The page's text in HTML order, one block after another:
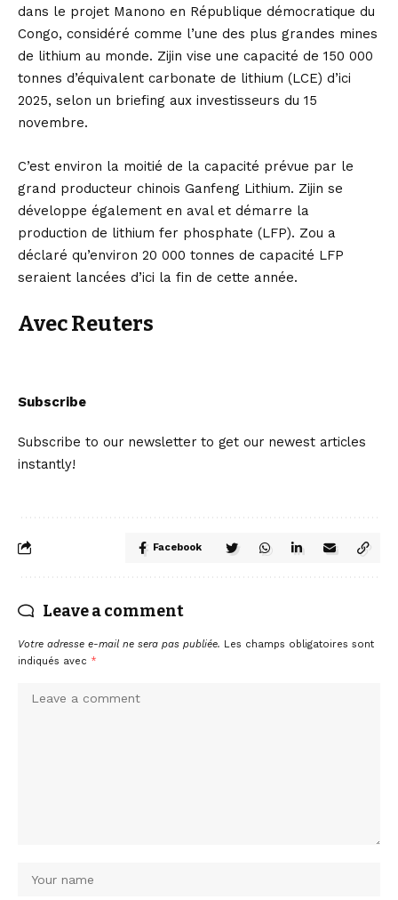
dans le projet Manono en République démocratique du
Congo, considéré comme l’une des plus grandes mines
de lithium au monde. Zijin vise une capacité de 150 000
tonnes d’équivalent carbonate de lithium (LCE) d’ici
2025, selon un briefing aux investisseurs du 15
novembre.
C’est environ la moitié de la capacité prévue par le
grand producteur chinois Ganfeng Lithium. Zijin se
développe également en aval et démarre la
production de lithium fer phosphate (LFP). Zou a
déclaré qu’environ 20 000 tonnes de capacité LFP
seraient lancées d’ici la fin de cette année.
Avec Reuters
Subscribe
Subscribe to our newsletter to get our newest articles
instantly!
Facebook
Leave a comment
Votre adresse e-mail ne sera pas publiée. Les champs obligatoires sont
indiqués avec *